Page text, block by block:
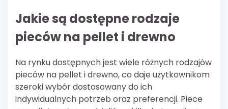
Jakie są dostępne rodzaje
pieców na pellet i drewno
Na rynku dostępnych jest wiele różnych rodzajów
pieców na pellet i drewno, co daje użytkownikom
szeroki wybór dostosowany do ich
indywidualnych potrzeb oraz preferencji. Piece